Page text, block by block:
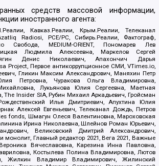
средств массовой информации,
иностранного агента:
Кавказ.Реалии, Крым.Реалии, Телеканал
Radiosi, PCE/PC, Сибирь.Реалии, Фактограф,
Свобода, MEDIUM-ORIENT, Пономарев Лев
Людмила Алексеевна, Маркелов Сергей
Денис Николаевич, Апахончич Дарья
Project, Первое антикоррупционное СМИ, VTimes.io,
Гликин Максим Александрович, Маняхин Петр
Петровна, Чуракова Ольга Владимировна,
Лукьянова Юлия Сергеевна, Маетная
The Insider SIA, Рубин Михаил Аркадьевич, Гройсман
Илья Дмитриевич, Апухтина Юлия
Алексей Евгеньевич, Телеканал Дождь, Петров
fonds, Шмагун Олеся Валентиновна, Мароховская
Ирина Николаевна, Шлейнов Роман Юрьевич,
Великовский Дмитрий Александрович,
монолит, Главный редактор 2021, Вега 2021, Важные
Вячеславовна, Карезина Инна Павловна,
Костылева Полина Владимировна, Лютов
Жилкин Владимир Владимирович, Жилинский